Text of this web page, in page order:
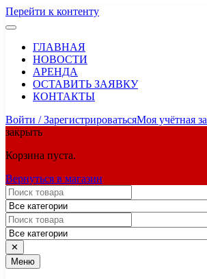
Перейти к контенту
ГЛАВНАЯ
НОВОСТИ
АРЕНДА
ОСТАВИТЬ ЗАЯВКУ
КОНТАКТЫ
Войти / ЗарегистрироватьсяМоя учётная
закрыть
Корзина пуста.
Вернуться в магазин
✕
Меню